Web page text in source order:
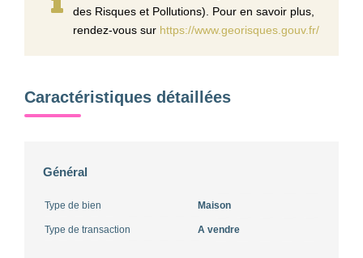
des Risques et Pollutions). Pour en savoir plus,
rendez-vous sur https://www.georisques.gouv.fr/
Caractéristiques détaillées
Général
Type de bien Maison
Type de transaction A vendre